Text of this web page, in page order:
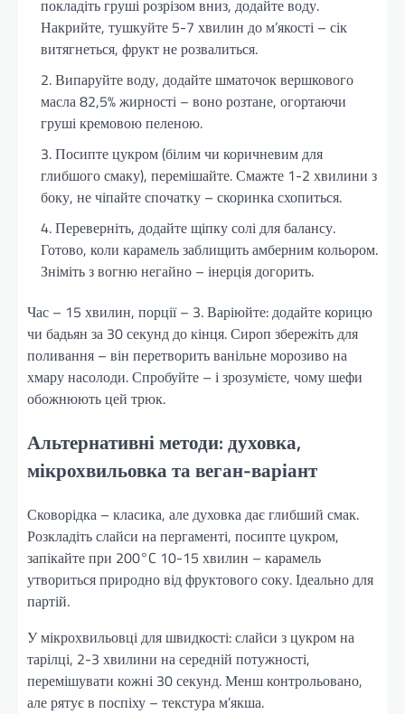
покладіть груші розрізом вниз, додайте воду.
Накрийте, тушкуйте 5-7 хвилин до м’якості – сік
витягнеться, фрукт не розвалиться.
Випаруйте воду, додайте шматочок вершкового
масла 82,5% жирності – воно розтане, огортаючи
груші кремовою пеленою.
Посипте цукром (білим чи коричневим для
глибшого смаку), перемішайте. Смажте 1-2 хвилини з
боку, не чіпайте спочатку – скоринка схопиться.
Переверніть, додайте щіпку солі для балансу.
Готово, коли карамель заблищить амберним кольором.
Зніміть з вогню негайно – інерція догорить.
Час – 15 хвилин, порції – 3. Варіюйте: додайте корицю
чи бадьян за 30 секунд до кінця. Сироп збережіть для
поливання – він перетворить ванільне морозиво на
хмару насолоди. Спробуйте – і зрозумієте, чому шефи
обожнюють цей трюк.
Альтернативні методи: духовка,
мікрохвильовка та веган-варіант
Сковорідка – класика, але духовка дає глибший смак.
Розкладіть слайси на пергаменті, посипте цукром,
запікайте при 200°C 10-15 хвилин – карамель
утвориться природно від фруктового соку. Ідеально для
партій.
У мікрохвильовці для швидкості: слайси з цукром на
тарілці, 2-3 хвилини на середній потужності,
перемішувати кожні 30 секунд. Менш контрольовано,
але рятує в поспіху – текстура м’якша.